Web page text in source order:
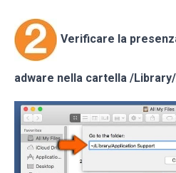
Verificare la
adware nella cartella /